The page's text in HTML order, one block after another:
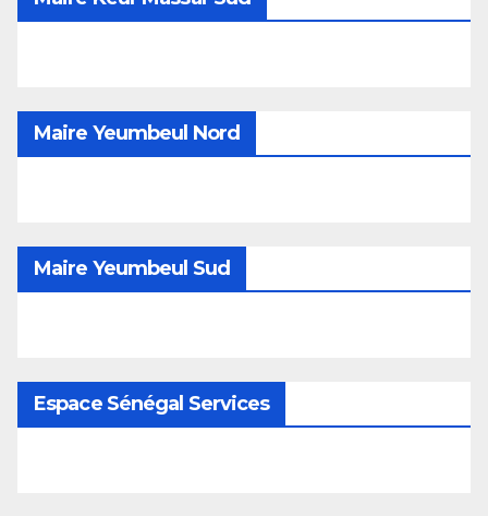
Maire Yeumbeul Nord
Maire Yeumbeul Sud
Espace Sénégal Services